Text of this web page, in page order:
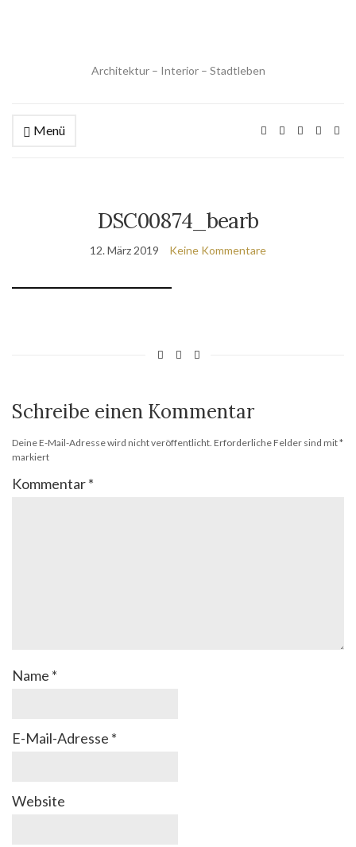
Architektur – Interior – Stadtleben
Menü
DSC00874_bearb
12. März 2019 Keine Kommentare
Schreibe einen Kommentar
Deine E-Mail-Adresse wird nicht veröffentlicht. Erforderliche Felder sind mit*
markiert
Kommentar*
Name *
E-Mail-Adresse *
Website